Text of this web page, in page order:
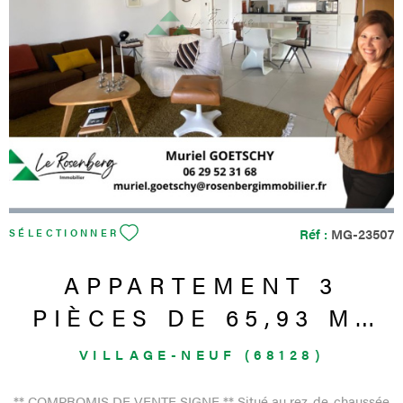
VOIR LE BIEN
SÉLECTIONNER Réf : MG-23507
APPARTEMENT 3
PIÈCES DE 65,93 M²
AVEC
VILLAGE-NEUF (68128)